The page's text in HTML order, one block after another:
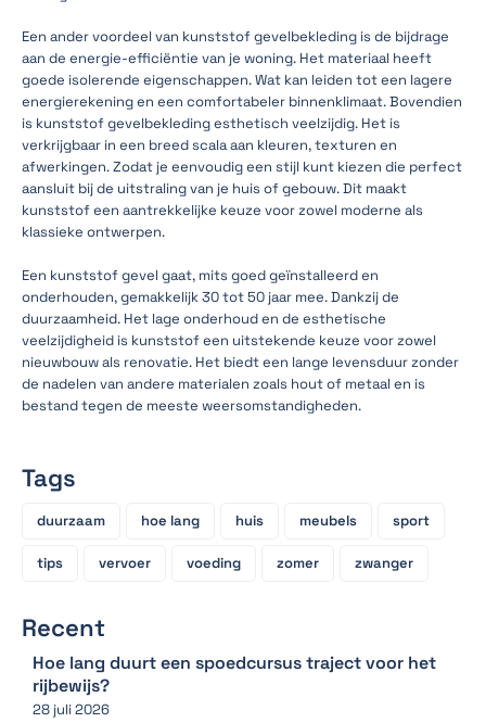
Een ander voordeel van kunststof gevelbekleding is de bijdrage
aan de energie-efficiëntie van je woning. Het materiaal heeft
goede isolerende eigenschappen. Wat kan leiden tot een lagere
energierekening en een comfortabeler binnenklimaat. Bovendien
is kunststof gevelbekleding esthetisch veelzijdig. Het is
verkrijgbaar in een breed scala aan kleuren, texturen en
afwerkingen. Zodat je eenvoudig een stijl kunt kiezen die perfect
aansluit bij de uitstraling van je huis of gebouw. Dit maakt
kunststof een aantrekkelijke keuze voor zowel moderne als
klassieke ontwerpen.
Een kunststof gevel gaat, mits goed geïnstalleerd en
onderhouden, gemakkelijk 30 tot 50 jaar mee. Dankzij de
duurzaamheid. Het lage onderhoud en de esthetische
veelzijdigheid is kunststof een uitstekende keuze voor zowel
nieuwbouw als renovatie. Het biedt een lange levensduur zonder
de nadelen van andere materialen zoals hout of metaal en is
bestand tegen de meeste weersomstandigheden.
Tags
duurzaam hoe lang huis meubels sport
tips vervoer voeding zomer zwanger
Recent
Hoe lang duurt een spoedcursus traject voor het
rijbewijs?
28 juli 2026